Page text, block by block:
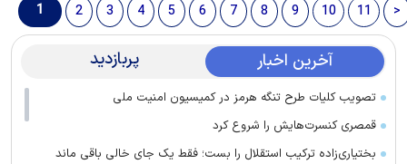
1 2 3 4 5 6 7 8 9 10 11 >
آخرین اخبار پربازدید
تصویب کلیات طرح تنگه هرمز در کمیسیون امنیت ملی
قمصری کنسرت‌هایش را شروع کرد
بختیاری‌زاده ترکیب استقلال را بست؛ فقط یک جای خالی باقی ماند